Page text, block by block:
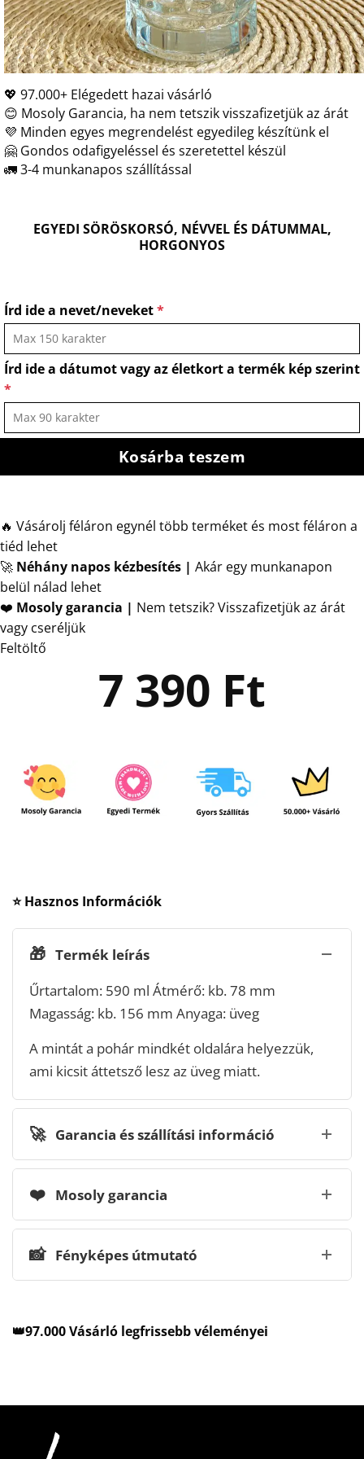
💖 97.000+ Elégedett hazai vásárló
😊 Mosoly Garancia, ha nem tetszik visszafizetjük az árát
💜 Minden egyes megrendelést egyedileg készítünk el
🤗 Gondos odafigyeléssel és szeretettel készül
🚛 3-4 munkanapos szállítással
EGYEDI SÖRÖSKORSÓ, NÉVVEL ÉS DÁTUMMAL,
HORGONYOS
Írd ide a nevet/neveket*
Írd ide a dátumot vagy az életkort a termék kép szerint
*
Kosárba teszem
🔥 Vásárolj féláron egynél több terméket és most féláron a
tiéd lehet
🚀 Néhány napos kézbesítés | Akár egy munkanapon
belül nálad lehet
❤️ Mosoly garancia | Nem tetszik? Visszafizetjük az árát
vagy cseréljük
Feltöltő
7 390 Ft
⭐ Hasznos Információk
🎁 Termék leírás
Űrtartalom: 590 ml Átmérő: kb. 78 mm
Magasság: kb. 156 mm Anyaga: üveg
A mintát a pohár mindkét oldalára helyezzük,
ami kicsit áttetsző lesz az üveg miatt.
🚀 Garancia és szállítási információ
❤️ Mosoly garancia
📸 Fényképes útmutató
👑97.000 Vásárló legfrissebb véleményei